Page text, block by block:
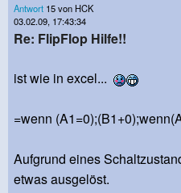
Antwort 15 von HCK
03.02.09, 17:43:34
Re: FlipFlop Hilfe!!
ist wie in excel...
=wenn
Aufgrund eines
etwas ausgelöst.